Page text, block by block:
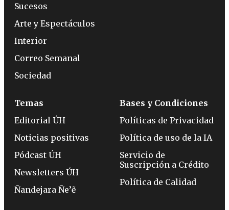
Sucesos
Arte y Espectáculos
Interior
Correo Semanal
Sociedad
Temas
Editorial ÚH
Noticias positivas
Pódcast ÚH
Newsletters ÚH
Ñandejara Ñe’ẽ
Bases y Condiciones
Políticas de Privacidad
Política de uso de la IA
Servicio de
Suscripción a Crédito
Política de Calidad